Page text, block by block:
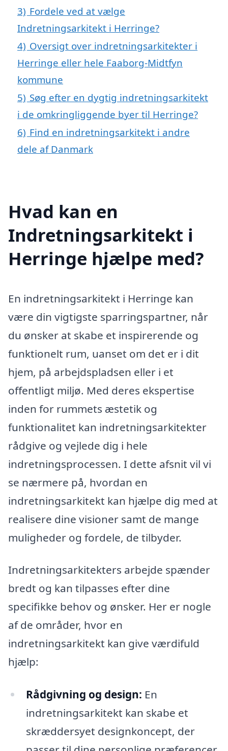
3) Fordele ved at vælge
Indretningsarkitekt i Herringe?
4) Oversigt over indretningsarkitekter i
Herringe eller hele Faaborg-Midtfyn
kommune
5) Søg efter en dygtig indretningsarkitekt
i de omkringliggende byer til Herringe?
6) Find en indretningsarkitekt i andre
dele af Danmark
Hvad kan en
Indretningsarkitekt i
Herringe hjælpe med?
En indretningsarkitekt i Herringe kan
være din vigtigste sparringspartner, når
du ønsker at skabe et inspirerende og
funktionelt rum, uanset om det er i dit
hjem, på arbejdspladsen eller i et
offentligt miljø. Med deres ekspertise
inden for rummets æstetik og
funktionalitet kan indretningsarkitekter
rådgive og vejlede dig i hele
indretningsprocessen. I dette afsnit vil vi
se nærmere på, hvordan en
indretningsarkitekt kan hjælpe dig med at
realisere dine visioner samt de mange
muligheder og fordele, de tilbyder.
Indretningsarkitekters arbejde spænder
bredt og kan tilpasses efter dine
specifikke behov og ønsker. Her er nogle
af de områder, hvor en
indretningsarkitekt kan give værdifuld
hjælp:
Rådgivning og design: En
indretningsarkitekt kan skabe et
skræddersyet designkoncept, der